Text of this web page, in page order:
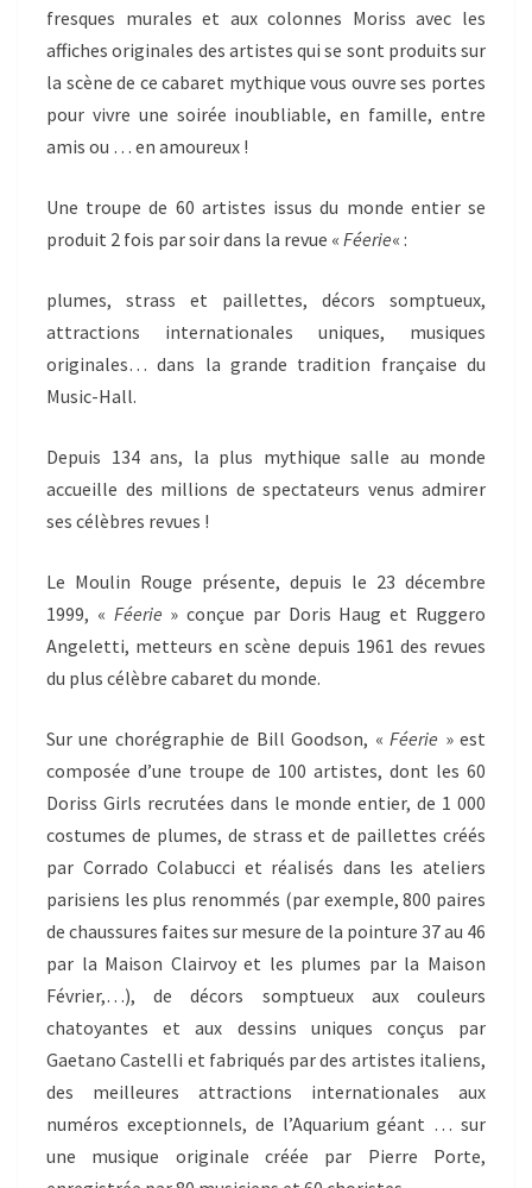
fresques murales et aux colonnes Moriss avec les
affiches originales des artistes qui se sont produits sur
la scène de ce cabaret mythique vous ouvre ses portes
pour vivre une soirée inoubliable, en famille, entre
amis ou … en amoureux !
Une troupe de 60 artistes issus du monde entier se
produit 2 fois par soir dans la revue « Féerie« :
plumes, strass et paillettes, décors somptueux,
attractions internationales uniques, musiques
originales… dans la grande tradition française du
Music-Hall.
Depuis 134 ans, la plus mythique salle au monde
accueille des millions de spectateurs venus admirer
ses célèbres revues !
Le Moulin Rouge présente, depuis le 23 décembre
1999, « Féerie » conçue par Doris Haug et Ruggero
Angeletti, metteurs en scène depuis 1961 des revues
du plus célèbre cabaret du monde.
Sur une chorégraphie de Bill Goodson, «Féerie » est
composée d’une troupe de 100 artistes, dont les 60
Doriss Girls recrutées dans le monde entier, de 1 000
costumes de plumes, de strass et de paillettes créés
par Corrado Colabucci et réalisés dans les ateliers
parisiens les plus renommés (par exemple, 800 paires
de chaussures faites sur mesure de la pointure 37 au 46
par la Maison Clairvoy et les plumes par la Maison
Février,…), de décors somp­tueux aux couleurs
chatoyantes et aux dessins uniques conçus par
Gaetano Castelli et fabriqués par des artistes italiens,
des meilleures attractions internationales aux
numéros exceptionnels, de l’Aquarium géant … sur
une musique originale créée par Pierre Porte,